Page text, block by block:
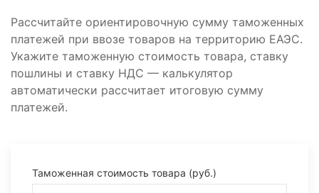
Рассчитайте ориентировочную сумму таможенных
платежей при ввозе товаров на территорию ЕАЭС.
Укажите таможенную стоимость товара, ставку
пошлины и ставку НДС — калькулятор
автоматически рассчитает итоговую сумму
платежей.
Таможенная стоимость товара (руб.)